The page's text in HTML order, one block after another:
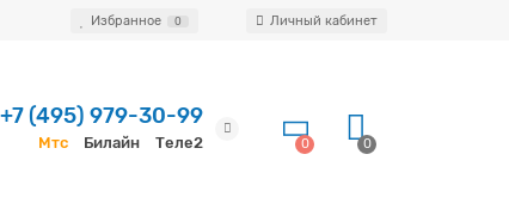
Избранное 0 Личный кабинет
+7 (495) 979-30-99
Мтс Билайн Теле2 0 0